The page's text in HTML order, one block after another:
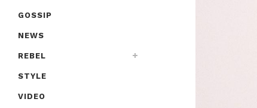
GOSSIP
NEWS
REBEL
STYLE
VIDEO